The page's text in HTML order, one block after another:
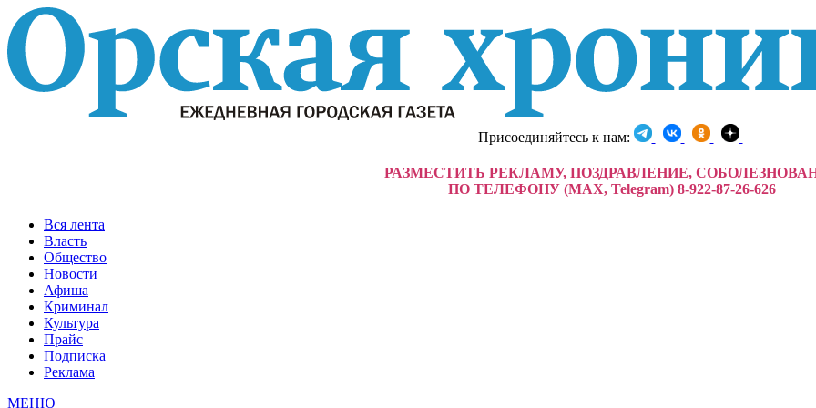
Присоединяйтесь к нам:
РАЗМЕСТИТЬ РЕКЛАМУ, ПОЗДРАВЛЕНИЕ,
ПО ТЕЛЕФОНУ (MAX, Telegram) 8-922-87-26-626
Вся лента
Власть
Общество
Новости
Афиша
Криминал
Культура
Прайс
Подписка
Реклама
МЕНЮ